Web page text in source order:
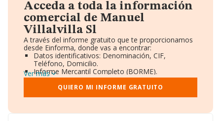
Acceda a toda la información
comercial de Manuel
Villalvilla Sl
A través del informe gratuito que te proporcionamos
desde Einforma, donde vas a encontrar:
Datos identificativos: Denominación, CIF,
Teléfono, Domicilio.
Informe Mercantil Completo (BORME).
Gráficos de Evolución Ventas y Empleados.
Consejo de Administración y Administradores.
Directivos y Ejecutivos.
Ver más
QUIERO MI INFORME GRATUITO